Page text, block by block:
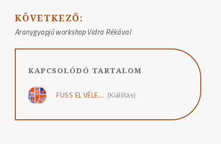
NAVIGÁCIÓ
KÖVETKEZŐ:
Aranygyapjú workshop Vidra Rékával
KAPCSOLÓDÓ TARTALOM
FUSS EL VÉLE… (Kiállítás)